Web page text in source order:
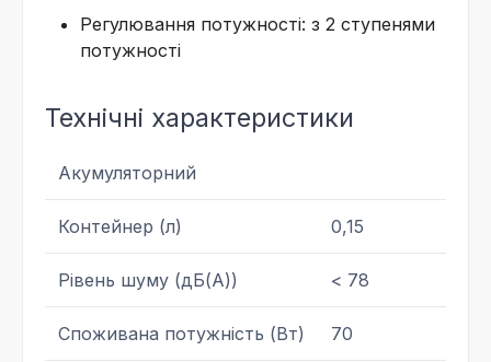
Регулювання потужності: з 2 ступенями
потужності
Технічні характеристики
Акумуляторний
Контейнер (л) 0,15
Рівень шуму (дБ(А)) < 78
Споживана потужність (Вт) 70